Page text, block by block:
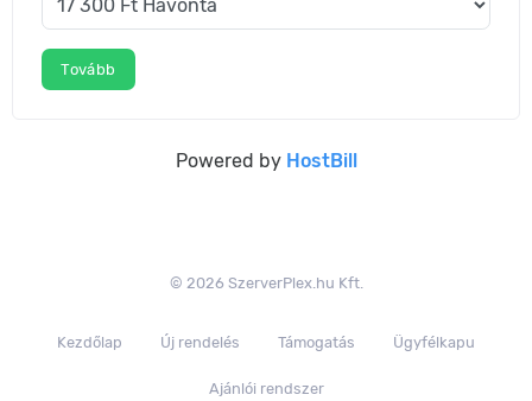
Tovább
Powered by HostBill
© 2026 SzerverPlex.hu Kft.
Kezdőlap Új rendelés Támogatás Ügyfélkapu
Ajánlói rendszer